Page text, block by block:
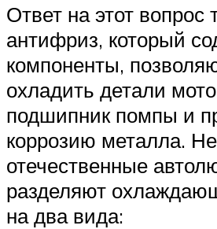
Ответ на этот вопрос
антифриз, который
компоненты,
охладить детали
подшипник помпы и
коррозию металла.
отечественные
разделяют
на два вида: